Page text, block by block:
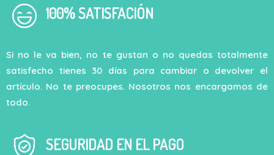
100% SATISFACIÓN
Si no le va bien, no te gustan o no quedas totalmente
satisfecho tienes 30 días para cambiar o devolver el
artículo. No te preocupes. Nosotros nos encargamos de
todo.
SEGURIDAD EN EL PAGO